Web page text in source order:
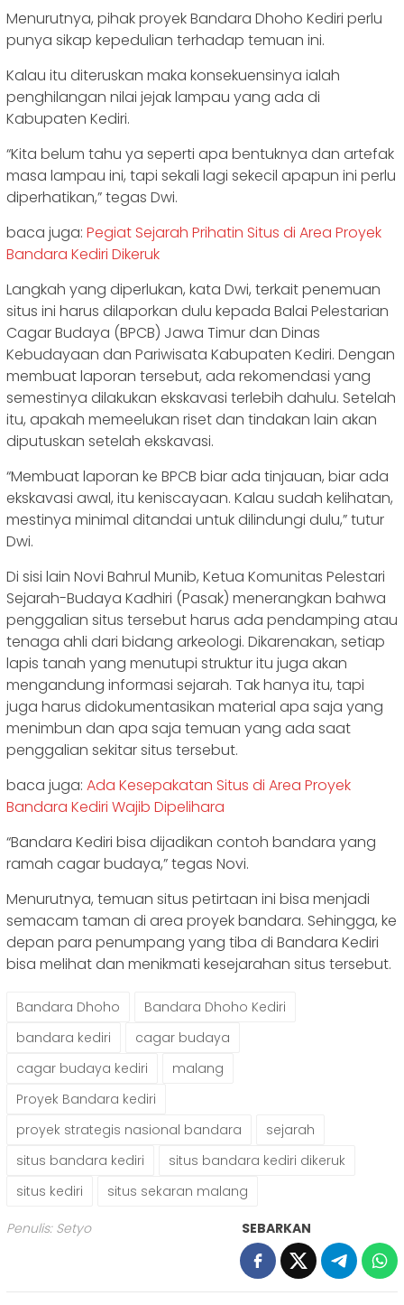
Menurutnya, pihak proyek Bandara Dhoho Kediri perlu
punya sikap kepedulian terhadap temuan ini.
Kalau itu diteruskan maka konsekuensinya ialah
penghilangan nilai jejak lampau yang ada di
Kabupaten Kediri.
“Kita belum tahu ya seperti apa bentuknya dan artefak
masa lampau ini, tapi sekali lagi sekecil apapun ini perlu
diperhatikan,” tegas Dwi.
baca juga: Pegiat Sejarah Prihatin Situs di Area Proyek
Bandara Kediri Dikeruk
Langkah yang diperlukan, kata Dwi, terkait penemuan
situs ini harus dilaporkan dulu kepada Balai Pelestarian
Cagar Budaya (BPCB) Jawa Timur dan Dinas
Kebudayaan dan Pariwisata Kabupaten Kediri. Dengan
membuat laporan tersebut, ada rekomendasi yang
semestinya dilakukan ekskavasi terlebih dahulu. Setelah
itu, apakah memeelukan riset dan tindakan lain akan
diputuskan setelah ekskavasi.
“Membuat laporan ke BPCB biar ada tinjauan, biar ada
ekskavasi awal, itu keniscayaan. Kalau sudah kelihatan,
mestinya minimal ditandai untuk dilindungi dulu,” tutur
Dwi.
Di sisi lain Novi Bahrul Munib, Ketua Komunitas Pelestari
Sejarah-Budaya Kadhiri (Pasak) menerangkan bahwa
penggalian situs tersebut harus ada pendamping atau
tenaga ahli dari bidang arkeologi. Dikarenakan, setiap
lapis tanah yang menutupi struktur itu juga akan
mengandung informasi sejarah. Tak hanya itu, tapi
juga harus didokumentasikan material apa saja yang
menimbun dan apa saja temuan yang ada saat
penggalian sekitar situs tersebut.
baca juga: Ada Kesepakatan Situs di Area Proyek
Bandara Kediri Wajib Dipelihara
“Bandara Kediri bisa dijadikan contoh bandara yang
ramah cagar budaya,” tegas Novi.
Menurutnya, temuan situs petirtaan ini bisa menjadi
semacam taman di area proyek bandara. Sehingga, ke
depan para penumpang yang tiba di Bandara Kediri
bisa melihat dan menikmati kesejarahan situs tersebut.
Bandara Dhoho
Bandara Dhoho Kediri
bandara kediri
cagar budaya
cagar budaya kediri
malang
Proyek Bandara kediri
proyek strategis nasional bandara
sejarah
situs bandara kediri
situs bandara kediri dikeruk
situs kediri
situs sekaran malang
Penulis: Setyo SEBARKAN